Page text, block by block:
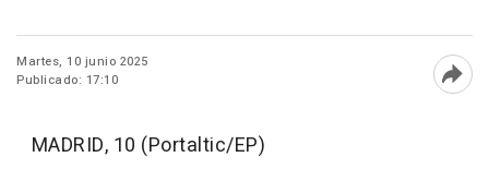
Martes, 10 junio 2025
Publicado: 17:10
MADRID, 10 (Portaltic/EP)